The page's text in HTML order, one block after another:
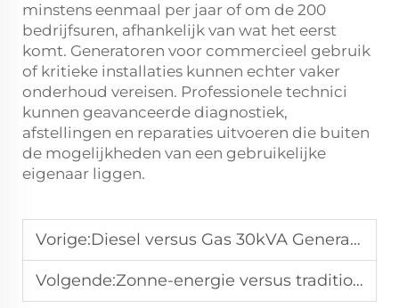
minstens eenmaal per jaar of om de 200
bedrijfsuren, afhankelijk van wat het eerst
komt. Generatoren voor commercieel gebruik
of kritieke installaties kunnen echter vaker
onderhoud vereisen. Professionele technici
kunnen geavanceerde diagnostiek,
afstellingen en reparaties uitvoeren die buiten
de mogelijkheden van een gebruikelijke
eigenaar liggen.
Vorige:Diesel versus Gas 30kVA Generator: Welke moet u kopen?
Volgende:Zonne-energie versus traditionele stroomgenerator: welke te kiezen?